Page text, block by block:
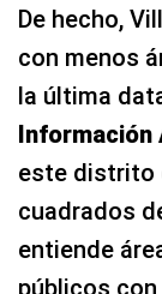
De hecho,
con menos
la última
Información
este distrito
cuadrados
entiende
públicos